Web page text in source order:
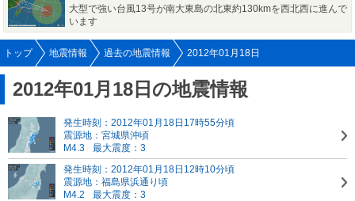
大型で強い台風13号が南大東島の北東約130kmを西北西に進んで
います
トップ 地震情報 過去の地震情報 2012年01月18日
2012年01月18日の地震情報
発生時刻：2012年01月18日17時55分頃
震源地：宮城県沖頃
M4.3
最大震度：3
発生時刻：2012年01月18日12時10分頃
震源地：福島県浜通り頃
M4.2
最大震度：3